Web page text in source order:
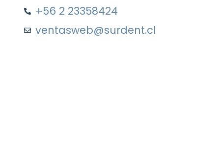
+56 2 23358424
ventasweb@surdent.cl